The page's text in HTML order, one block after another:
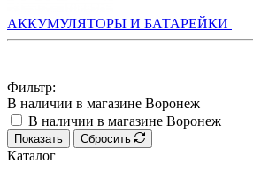
АККУМУЛЯТОРЫ И БАТАРЕЙКИ
Фильтр:
В наличии в магазине Воронеж
В наличии в магазине Воронеж
Показать Сбросить
Каталог